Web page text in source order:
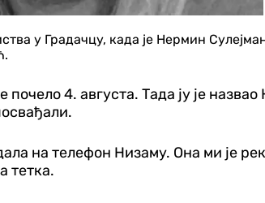
у Градачцу, када је Нермин
почело 4. августа. Тада ју је
на телефон Низаму. Она ми је
тетка.